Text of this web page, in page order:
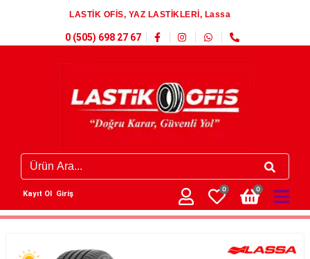
LASTİK OFİS, YAZ LASTİKLERİ, Lassa
0 (505) 698 27 67
Kayıt Ol Giriş
0 0